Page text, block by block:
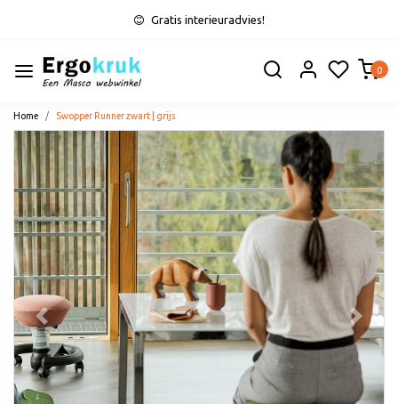
Gratis interieuradvies!
0
Home Swopper Runner zwart | grijs
Vorige